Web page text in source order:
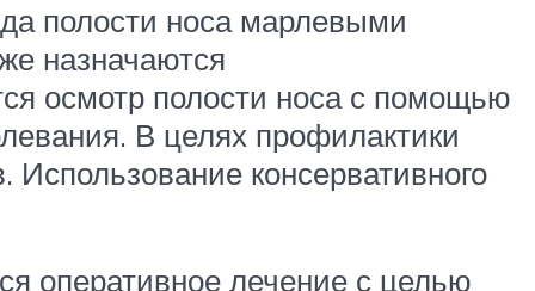
полости носа марлевыми
назначаются
осмотр полости носа с помощью
В целях профилактики
консервативного
оперативное лечение с целью